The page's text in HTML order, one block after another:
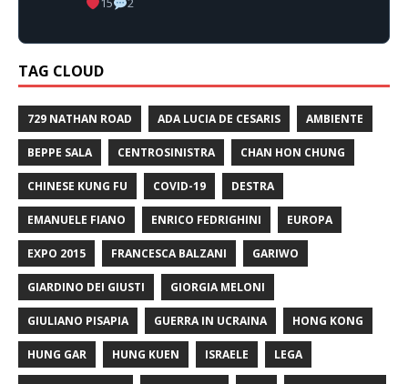
TAG CLOUD
729 NATHAN ROAD ADA LUCIA DE CESARIS AMBIENTE
BEPPE SALA CENTROSINISTRA CHAN HON CHUNG
CHINESE KUNG FU COVID-19 DESTRA
EMANUELE FIANO ENRICO FEDRIGHINI EUROPA
EXPO 2015 FRANCESCA BALZANI GARIWO
GIARDINO DEI GIUSTI GIORGIA MELONI
GIULIANO PISAPIA GUERRA IN UCRAINA HONG KONG
HUNG GAR HUNG KUEN ISRAELE LEGA